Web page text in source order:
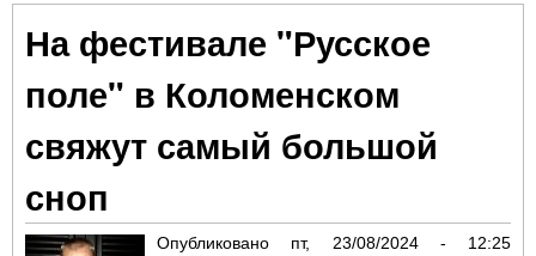
На фестивале "Русское
поле" в Коломенском
свяжут самый большой
сноп
Опубликовано пт, 23/08/2024 - 12:25